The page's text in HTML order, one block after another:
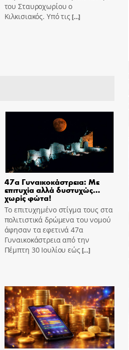
του Σταυροχωρίου ο
Κιλκισιακός. Υπό τις[…]
47α Γυναικοκάστρεια: Με
επιτυχία αλλά δυστυχώς…
χωρίς φώτα!
Το επιτυχημένο στίγμα τους στα
πολιτιστικά δρώμενα του νομού
άφησαν τα εφετινά 47α
Γυναικοκάστρεια από την
Πέμπτη 30 Ιουλίου εώς[…]